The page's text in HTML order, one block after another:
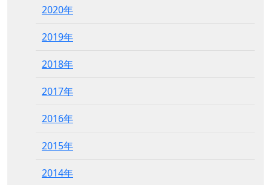
2020年
2019年
2018年
2017年
2016年
2015年
2014年